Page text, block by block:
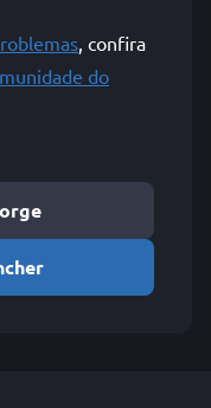
, confira
do